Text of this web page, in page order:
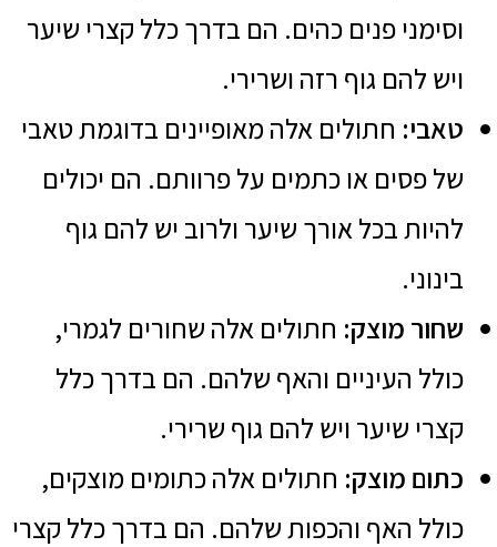
וסימני פנים כהים. הם בדרך כלל קצרי שיער
ויש להם גוף רזה ושרירי.
טאבי: חתולים אלה מאופיינים בדוגמת טאבי
של פסים או כתמים על פרוותם. הם יכולים
להיות בכל אורך שיער ולרוב יש להם גוף
בינוני.
שחור מוצק: חתולים אלה שחורים לגמרי,
כולל העיניים והאף שלהם. הם בדרך כלל
קצרי שיער ויש להם גוף שרירי.
כתום מוצק: חתולים אלה כתומים מוצקים,
כולל האף והכפות שלהם. הם בדרך כלל קצרי